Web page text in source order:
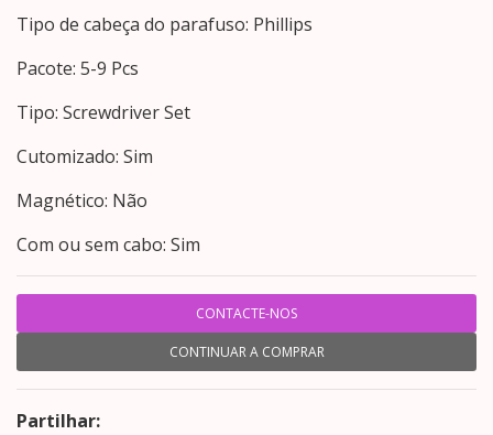
Tipo de cabeça do parafuso: Phillips
Pacote: 5-9 Pcs
Tipo: Screwdriver Set
Cutomizado: Sim
Magnético: Não
Com ou sem cabo: Sim
CONTACTE-NOS
CONTINUAR A COMPRAR
Partilhar: